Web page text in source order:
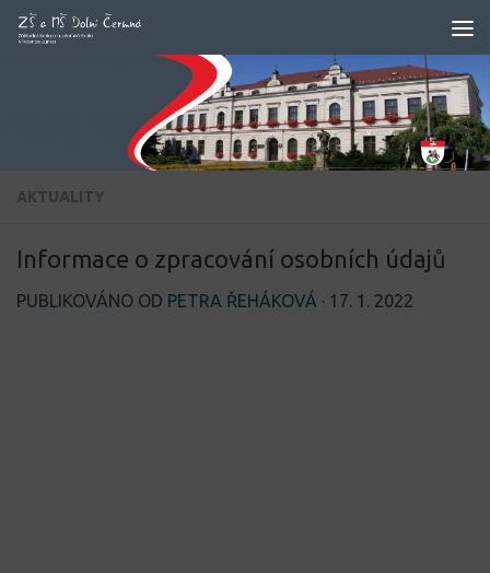
Skip to content
AKTUALITY
Informace o zpracování osobních údajů
PUBLIKOVÁNO OD PETRA ŘEHÁKOVÁ · 17. 1. 2022